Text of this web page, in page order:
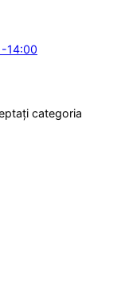
14:00
categoria